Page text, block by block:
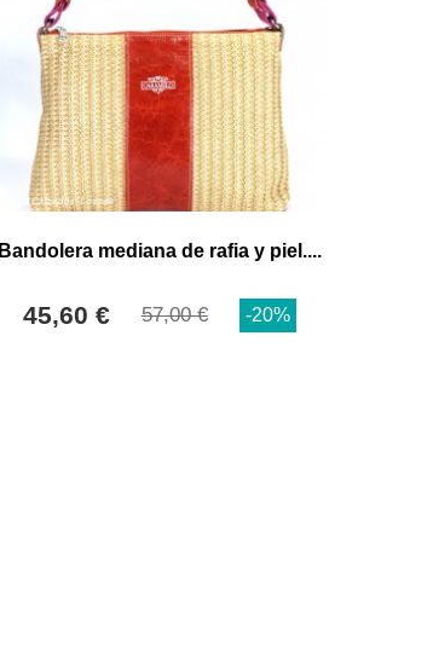
Bandolera mediana de rafia y piel....
45,60 € 57,00 € -20%